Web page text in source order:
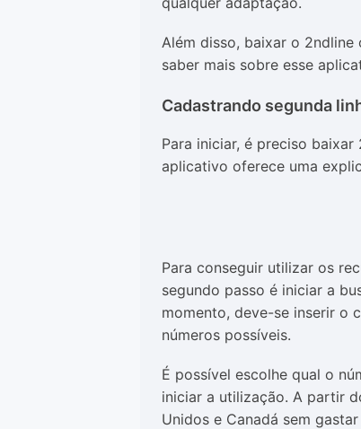
Além disso, baixar o 2ndline
saber mais sobre esse
Cadastrando segunda
Para iniciar, é preciso
aplicativo oferece uma
Para conseguir utilizar os
segundo passo é iniciar a
momento, deve-se inserir o
números possíveis.
É possível escolhe qual o
iniciar a utilização. A partir
Unidos e Canadá sem